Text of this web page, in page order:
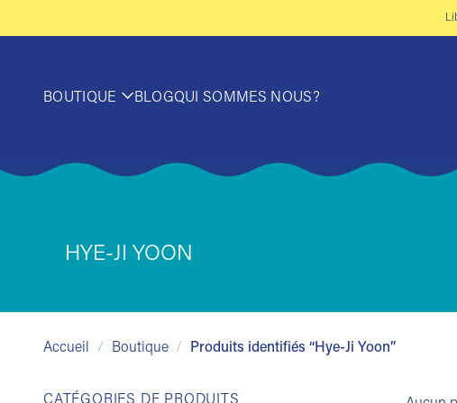
BOUTIQUE BLOGQUI SOMMES NOUS?
HYE-JI YOON
Accueil / Boutique / Produits identifiés “Hye-Ji Yoon”